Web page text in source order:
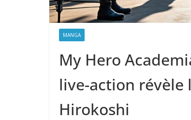
MANGA
My Hero
live-action révèle
Hirokoshi